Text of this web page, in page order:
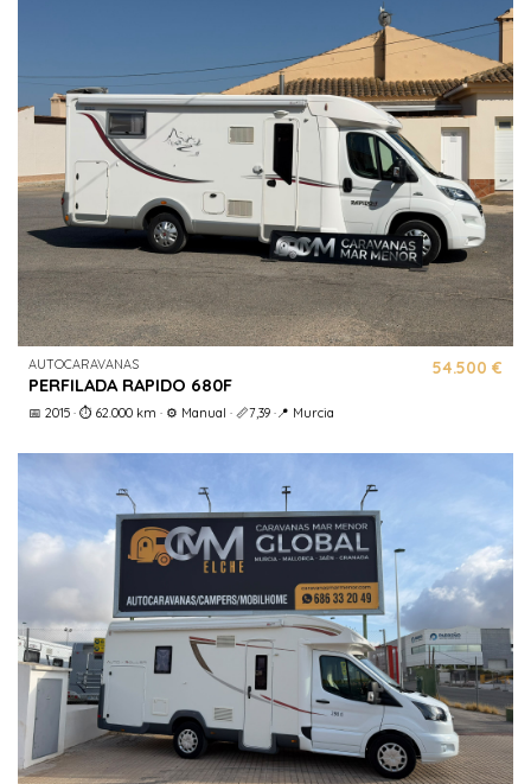
AUTOCARAVANAS
PERFILADA RAPIDO 680F
54.500 €
📅 2015 · ⏱️ 62.000 km · ⚙️ Manual · 📏7,39 ·📍 Murcia